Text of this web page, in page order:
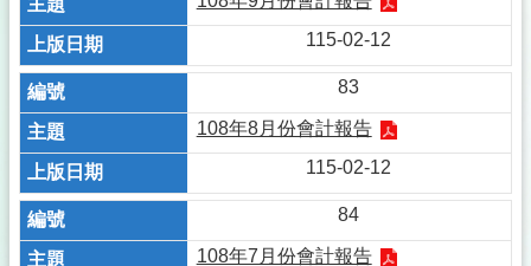
115-02-12
83
108年8月份會計報告
115-02-12
84
108年7月份會計報告